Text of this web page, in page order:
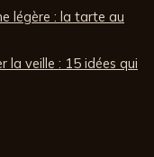
légère : la tarte au
la veille : 15 idées qui